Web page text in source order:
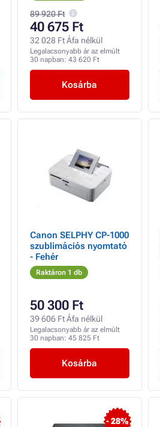
89 920 Ft
40 675 Ft
32 028 Ft Áfa nélkül
Legalacsonyabb ár az elmúlt
30 napban: 43 620 Ft
Kosárba
Canon SELPHY CP-1000
szublimációs nyomtató
- Fehér
Raktáron 1 db
50 300 Ft
39 606 Ft Áfa nélkül
Legalacsonyabb ár az elmúlt
30 napban: 45 825 Ft
Kosárba
- 28%